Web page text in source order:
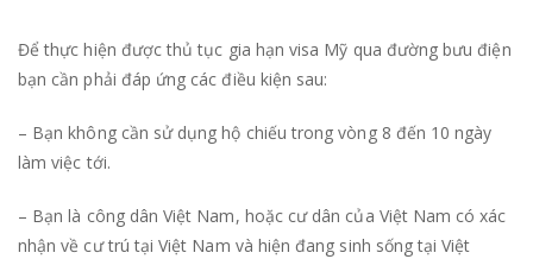
Để thực hiện được thủ tục gia hạn visa Mỹ qua đường bưu điện
bạn cần phải đáp ứng các điều kiện sau:
– Bạn không cần sử dụng hộ chiếu trong vòng 8 đến 10 ngày
làm việc tới.
– Bạn là công dân Việt Nam, hoặc cư dân của Việt Nam có xác
nhận về cư trú tại Việt Nam và hiện đang sinh sống tại Việt